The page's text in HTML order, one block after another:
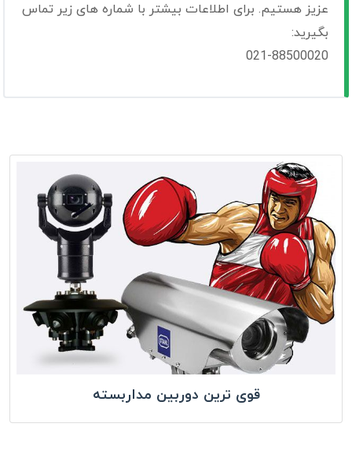
عزیز هستیم. برای اطلاعات بیشتر با شماره های زیر تماس
بگیرید:
021-88500020
قوی ترین دوربین مداربسته